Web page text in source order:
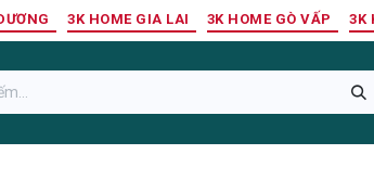
3K HOME GIA LAI 3K HOME GÒ VẤP 3K